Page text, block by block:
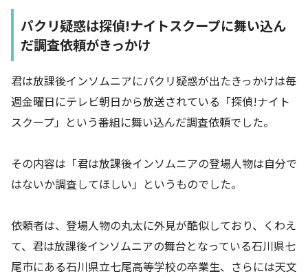
パクリ疑惑は探偵!ナイトスクープに舞い込ん
だ調査依頼がきっかけ
君は放課後インソムニアにパクリ疑惑が出たきっかけは毎
週金曜日にテレビ朝日から放送されている「探偵!ナイト
スクープ」という番組に舞い込んだ調査依頼でした。
その内容は「君は放課後インソムニアの登場人物は自分で
はないか調査してほしい」というものでした。
依頼者は、登場人物の丸太に外見が酷似しており、くわえ
て、君は放課後インソムニアの舞台となっている石川県七
尾市にある石川県立七尾高等学校の卒業生、さらには天文